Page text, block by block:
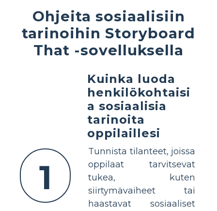
Ohjeita sosiaalisiin
tarinoihin Storyboard
That -sovelluksella
1
Kuinka luoda
henkilökohtaisi
a sosiaalisia
tarinoita
oppilaillesi
Tunnista tilanteet, joissa
oppilaat tarvitsevat
tukea, kuten
siirtymävaiheet tai
haastavat sosiaaliset